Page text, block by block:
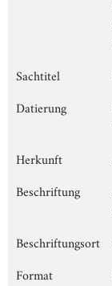
Sachtitel
Datierung
Herkunft
Beschriftung
Beschriftungsort
Format